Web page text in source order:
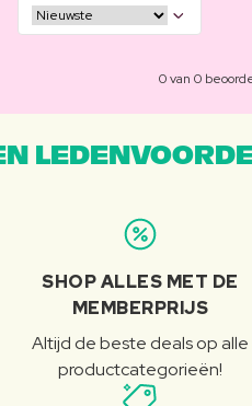
0 van 0
SHOP ALLES MET DE
MEMBERPRIJS
Altijd de beste deals op alle
productcategorieën!